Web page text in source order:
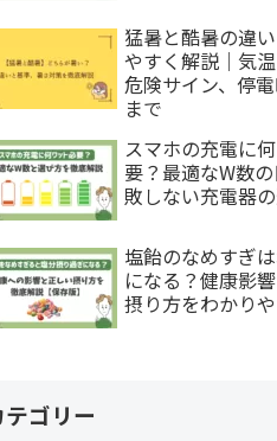
猛暑と酷暑の違
やすく解説｜気温
危険サイン、停
まで
スマホの充電に
要？最適なW数
敗しない充電器
塩飴のなめすぎ
になる？健康影
摂り方をわかり
テゴリー